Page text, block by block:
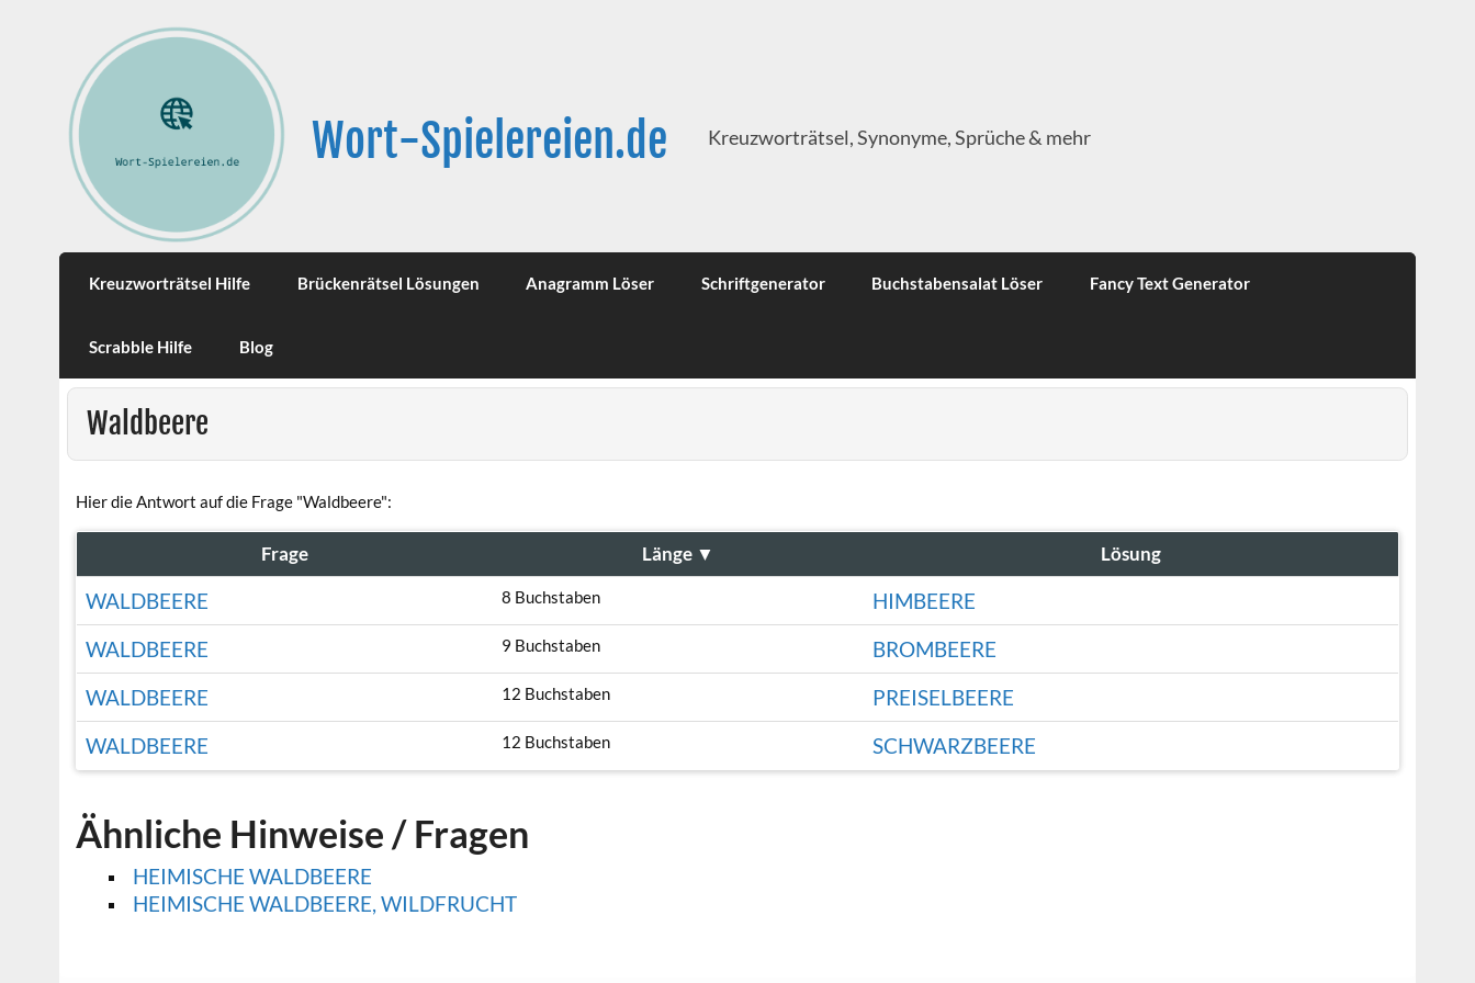
Wort-Spielereien.de Kreuzworträtsel, Synonyme, Sprüche & mehr
Kreuzworträtsel Hilfe Brückenrätsel Lösungen Anagramm Löser Schriftgenerator Buchstabensalat Löser Fancy Text Generator
Scrabble Hilfe Blog
Waldbeere
Hier die Antwort auf die Frage "Waldbeere":
Frage Länge ▼ Lösung
WALDBEERE 8 Buchstaben
HIMBEERE
WALDBEERE
9 Buchstaben
BROMBEERE
WALDBEERE
12 Buchstaben
PREISELBEERE
WALDBEERE
12 Buchstaben SCHWARZBEERE
Ähnliche Hinweise / Fragen
HEIMISCHE WALDBEERE
HEIMISCHE WALDBEERE, WILDFRUCHT